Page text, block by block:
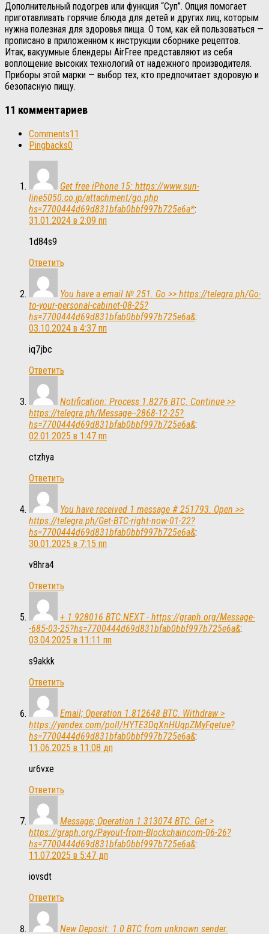
Дополнительный подогрев или функция “Суп”. Опция помогает
приготавливать горячие блюда для детей и других лиц, которым
нужна полезная для здоровья пища. О том, как ей пользоваться —
прописано в приложенном к инструкции сборнике рецептов.
Итак, вакуумные блендеры AirFree представляют из себя
воплощение высоких технологий от надежного производителя.
Приборы этой марки — выбор тех, кто предпочитает здоровую и
безопасную пищу.
11 комментариев
Comments11
Pingbacks0
Get free iPhone 15: https://www.sun-
line5050.co.jp/attachment/go.php
hs=7700444d69d831bfab0bbf997b725e6a*:
31.01.2024 в 2:09 пп
1d84s9
Ответить
You have a email № 251. Go >> https://telegra.ph/Go-
to-your-personal-cabinet-08-25?
hs=7700444d69d831bfab0bbf997b725e6a&:
03.10.2024 в 4:37 пп
iq7jbc
Ответить
Notification: Process 1.8276 BTC. Continue >>
https://telegra.ph/Message--2868-12-25?
hs=7700444d69d831bfab0bbf997b725e6a&:
02.01.2025 в 1:47 пп
ctzhya
Ответить
You have received 1 message # 251793. Open >>
https://telegra.ph/Get-BTC-right-now-01-22?
hs=7700444d69d831bfab0bbf997b725e6a&:
30.01.2025 в 7:15 пп
v8hra4
Ответить
+ 1.928016 BTC.NEXT - https://graph.org/Message-
-685-03-25?hs=7700444d69d831bfab0bbf997b725e6a&:
03.04.2025 в 11:11 пп
s9akkk
Ответить
Email; Operation 1.812648 BTC. Withdraw >
https://yandex.com/poll/HYTE3DqXnHUqpZMyFqetue?
hs=7700444d69d831bfab0bbf997b725e6a&:
11.06.2025 в 11:08 дп
ur6vxe
Ответить
Message; Operation 1.313074 BTC. Get >
https://graph.org/Payout-from-Blockchaincom-06-26?
hs=7700444d69d831bfab0bbf997b725e6a&:
11.07.2025 в 5:47 дп
iovsdt
Ответить
New Deposit: 1.0 BTC from unknown sender.